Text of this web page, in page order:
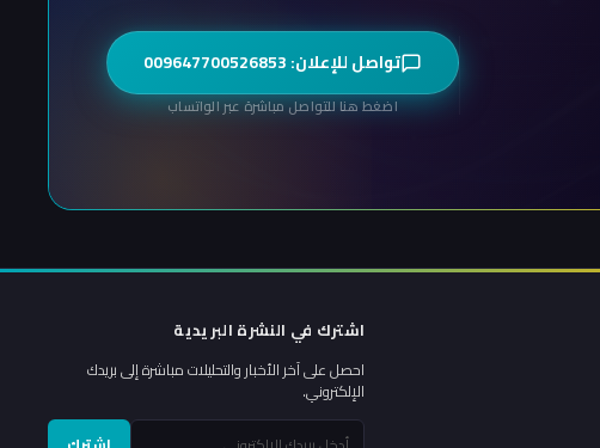
تواصل للإعلان: 009647700526853
اضغط هنا للتواصل مباشرة عبر الواتساب
اشترك في النشرة البريدية
احصل على آخر الأخبار والتحليلات مباشرة إلى بريدك
الإلكتروني.